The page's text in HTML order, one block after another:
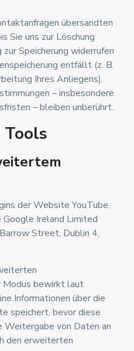
übersandten
Sie uns zur Löschung
Speicherung widerrufen
entfällt (z. B.
Ihres Anliegens).
– insbesondere
– bleiben unberührt.
der Website YouTube.
Ireland Limited
Street, Dublin 4,
Modus bewirkt laut
Informationen über die
speichert, bevor diese
Weitergabe von Daten an
den erweiterten